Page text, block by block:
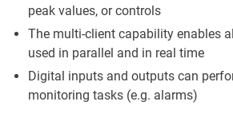
peak values, or controls
The multi-client capability enables
used in parallel and in real time
Digital inputs and outputs can
monitoring tasks (e.g. alarms)